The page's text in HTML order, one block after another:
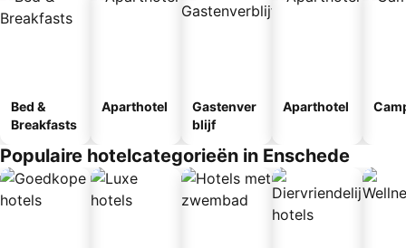
Bed &
Breakfasts
Aparthotel
Gastenver
blijf
Aparthotel
Populaire hotelcategorieën in Enschede